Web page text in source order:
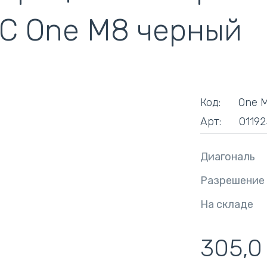
One M8 черный
Код:
One
Арт:
Диагональ
Разрешение
На складе